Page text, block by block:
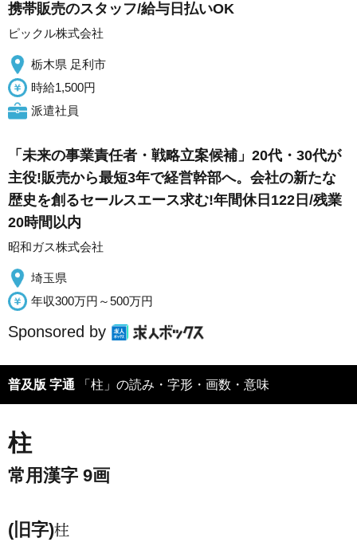
携帯販売のスタッフ/給与日払いOK
ピックル株式会社
栃木県 足利市
時給1,500円
派遣社員
「未来の事業責任者・戦略立案候補」20代・30代が
主役!販売から最短3年で経営幹部へ。会社の新たな
歴史を創るセールスエース求む!年間休日122日/残業
20時間以内
昭和ガス株式会社
埼玉県
年収300万円～500万円
Sponsored by
普及版 字通 「柱」の読み・字形・画数・意味
柱
常用漢字 9画
(旧字)